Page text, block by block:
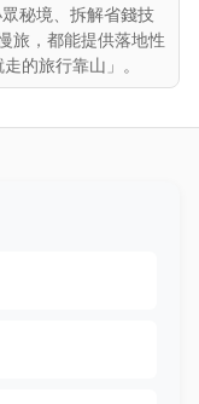
秘境、拆解省錢技
旅，都能提供落地性
的旅行靠山」。